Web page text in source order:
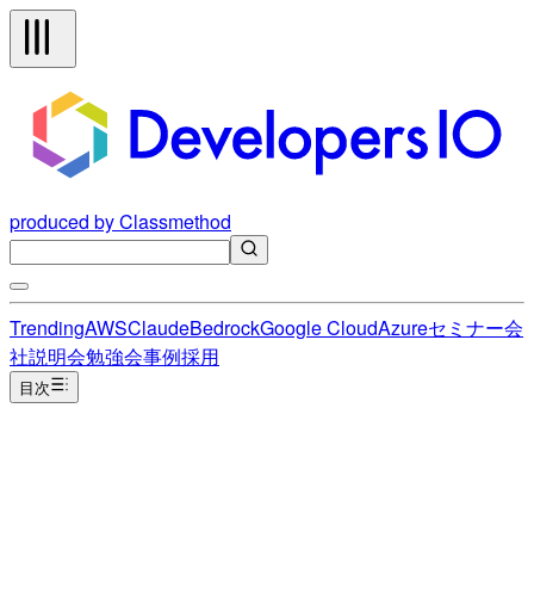
produced by Classmethod
TrendingAWSClaudeBedrockGoogle CloudAzureセミナー会
社説明会勉強会事例採用
目次